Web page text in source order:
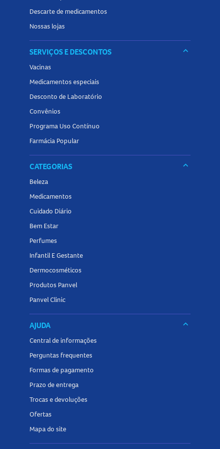
Descarte de medicamentos
Nossas lojas
SERVIÇOS E DESCONTOS keyboard_arrow_down
Vacinas
Medicamentos especiais
Desconto de Laboratório
Convênios
Programa Uso Contínuo
Farmácia Popular
CATEGORIAS keyboard_arrow_down
Beleza
Medicamentos
Cuidado Diário
Bem Estar
Perfumes
Infantil E Gestante
Dermocosméticos
Produtos Panvel
Panvel Clinic
AJUDA keyboard_arrow_down
Central de informações
Perguntas frequentes
Formas de pagamento
Prazo de entrega
Trocas e devoluções
Ofertas
Mapa do site